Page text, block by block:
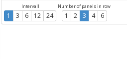
Intervall
1 3 6 12 24
Number of panels in row
1 2 3 4 6